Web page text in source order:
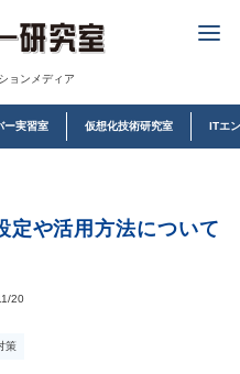
ョンメディア
ー実習室 仮想化技術研究室 ITエ
定や活用方法について
20
策